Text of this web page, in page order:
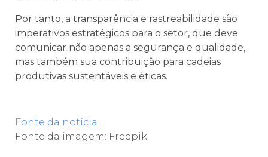
Por tanto, a transparência e rastreabilidade são
imperativos estratégicos para o setor, que deve
comunicar não apenas a segurança e qualidade,
mas também sua contribuição para cadeias
produtivas sustentáveis e éticas.
Fonte da notícia
Fonte da imagem: Freepik.